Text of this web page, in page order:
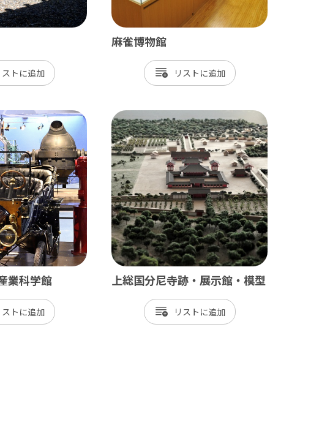
スト
麻雀博物館
リスト
業科学館
スト
上総国分尼寺跡・展示館・模型
リスト